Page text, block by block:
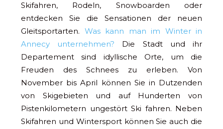
Skifahren, Rodeln, Snowboarden oder
entdecken Sie die Sensationen der neuen
Gleitsportarten. Was kann man im Winter in
Annecy unternehmen? Die Stadt und ihr
Departement sind idyllische Orte, um die
Freuden des Schnees zu erleben. Von
November bis April können Sie in Dutzenden
von Skigebieten und auf Hunderten von
Pistenkilometern ungestört Ski fahren. Neben
Skifahren und Wintersport können Sie auch die